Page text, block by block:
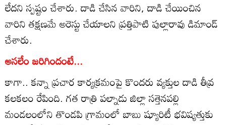
లేదని స్పష్టం చేశారు. దాడి చేసిన వారిని, దాడి చేయించిన
వారిని తక్షణమే అరెస్టు చేయాలని ప్రత్తిపాటి పుల్లారావు డిమాండ్
చేశారు.
అసలేం జరిగిందంటే...
కాగా.. కన్నా ప్రచార కార్యక్రమంపై కొందరు వ్యక్తుల దాడి తీవ్ర
కలకలం రేపింది. గత రాత్రి పల్నాడు జిల్లా సత్తెనపల్లి
మండలంలోని తొండపి గ్రామంలో బాబు ష్యూరిటీ భవిష్యత్తుకు